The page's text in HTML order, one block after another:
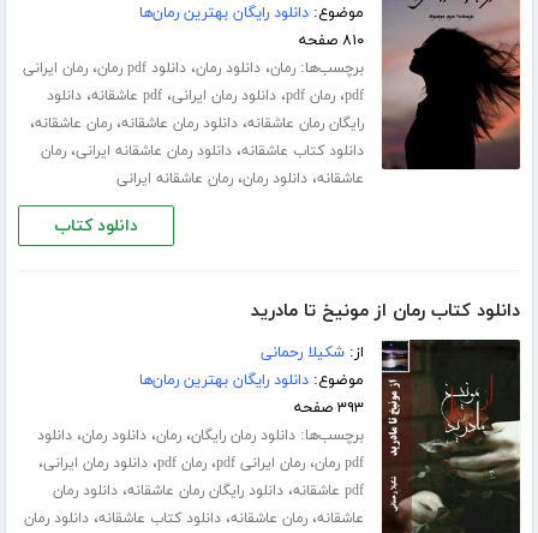
موضوع:دانلود رایگان بهترین رمان‌ها
۸۱۰ صفحه
برچسب‌ها:رمان،دانلود رمان،دانلود pdf رمان ،رمان ایرانی
pdf،رمان pdf ،دانلود رمان ایرانی،pdf عاشقانه ،دانلود
رایگان رمان عاشقانه،دانلود رمان عاشقانه،رمان عاشقانه،
دانلود کتاب عاشقانه،دانلود رمان عاشقانه ایرانی،رمان
عاشقانه،دانلود رمان،رمان عاشقانه ایرانی
دانلود کتاب
دانلود کتاب رمان از مونیخ تا مادرید
از:شکیلا رحمانی
موضوع:دانلود رایگان بهترین رمان‌ها
۳۹۳ صفحه
برچسب‌ها:دانلود رمان رایگان،رمان،دانلود رمان،دانلود
pdf رمان
،رمان ایرانی pdf ،رمان pdf ،دانلود رمان ایرانی،
pdf عاشقانه ،دانلود رایگان رمان عاشقانه،دانلود رمان
عاشقانه،رمان عاشقانه،دانلود کتاب عاشقانه،دانلود رمان